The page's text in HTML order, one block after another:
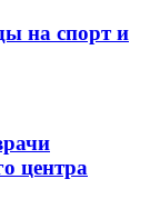
на спорт и
центра